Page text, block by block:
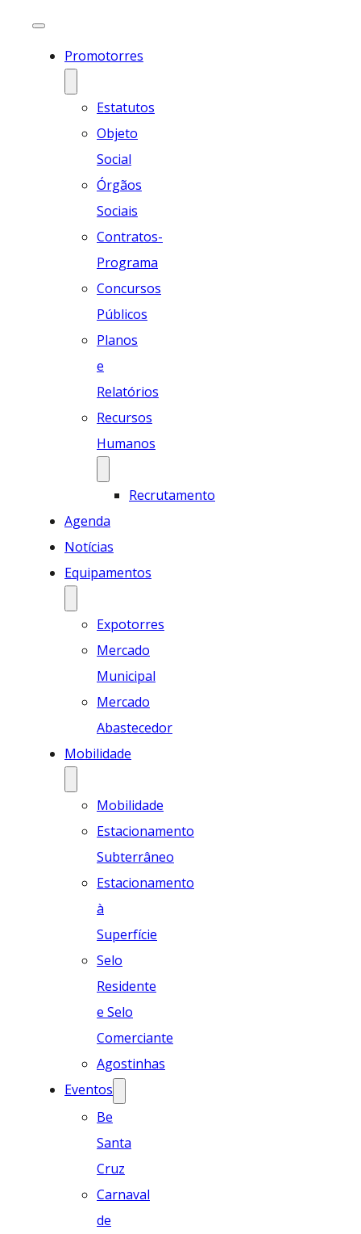
Promotorres
Estatutos
Objeto
Social
Órgãos
Sociais
Contratos-
Programa
Concursos
Públicos
Planos
e
Relatórios
Recursos
Humanos
Recrutamento
Agenda
Notícias
Equipamentos
Expotorres
Mercado
Municipal
Mercado
Abastecedor
Mobilidade
Mobilidade
Estacionamento
Subterrâneo
Estacionamento
à
Superfície
Selo
Residente
e Selo
Comerciante
Agostinhas
Eventos
Be
Santa
Cruz
Carnaval
de